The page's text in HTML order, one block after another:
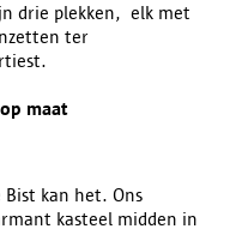
drie plekken, elk met
ter
maat
Bist kan het. Ons
kasteel midden in